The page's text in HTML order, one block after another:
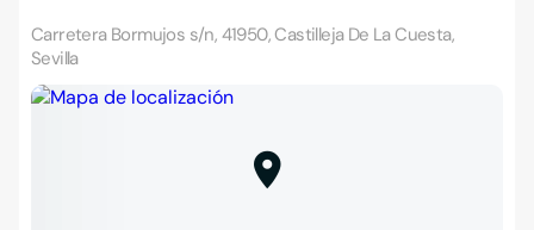
Carretera Bormujos s/n, 41950, Castilleja De La Cuesta,
Sevilla